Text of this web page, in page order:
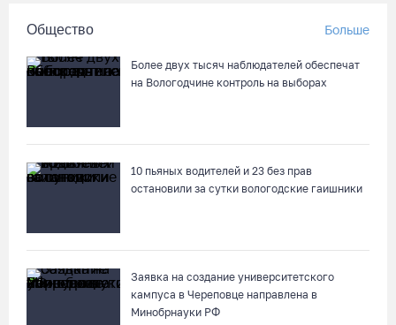
Общество Больше
Более двух тысяч наблюдателей обеспечат
на Вологодчине контроль на выборах
10 пьяных водителей и 23 без прав
остановили за сутки вологодские гаишники
Заявка на создание университетского
кампуса в Череповце направлена в
Минобрнауки РФ